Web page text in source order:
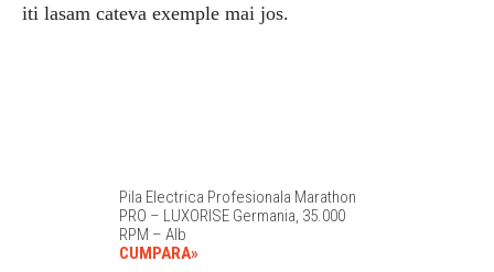
iti lasam cateva exemple mai jos.
Pila Electrica Profesionala Marathon
PRO – LUXORISE Germania, 35.000
RPM – Alb
CUMPARA»